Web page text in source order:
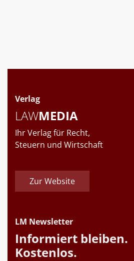
Verlag
LAWMEDIA
Ihr Verlag für Recht,
Steuern und Wirtschaft
Zur Website
LM Newsletter
Informiert bleiben.
Kostenlos.